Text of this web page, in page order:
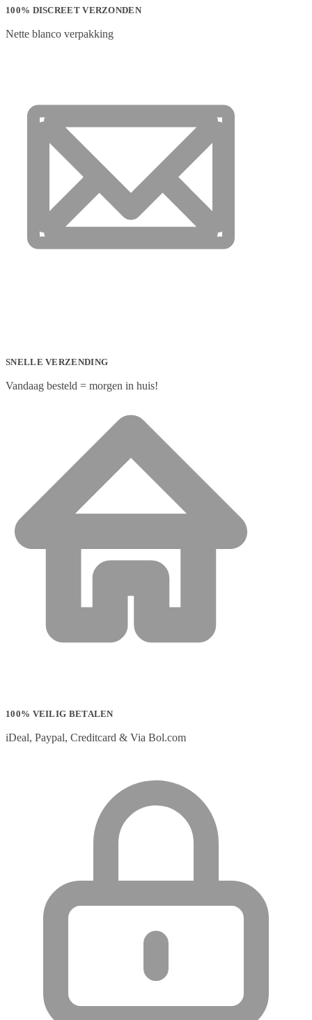
100% DISCREET VERZONDEN
Nette blanco verpakking
SNELLE VERZENDING
Vandaag besteld = morgen in huis!
100% VEILIG BETALEN
iDeal, Paypal, Creditcard & Via Bol.com